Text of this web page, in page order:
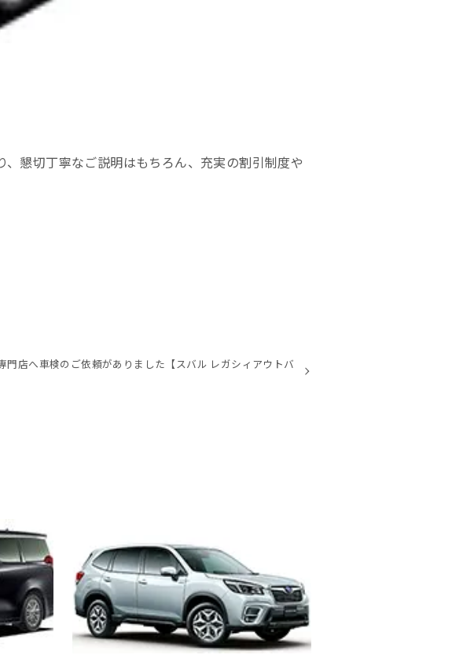
懇切丁寧なご説明はもちろん、充実の割引制度や
門店へ車検のご依頼がありました【スバル レガシィアウトバ